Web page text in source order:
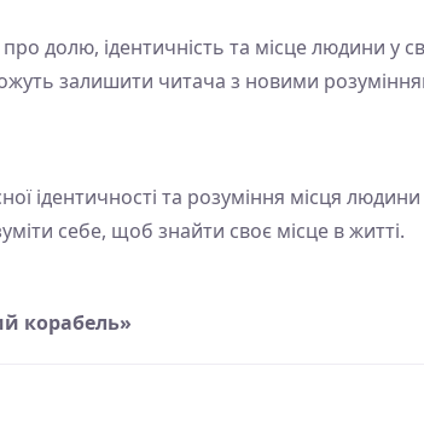
долю, ідентичність та місце людини у
залишити читача з новими
ідентичності та розуміння місця людини
себе, щоб знайти своє місце в житті.
корабель»